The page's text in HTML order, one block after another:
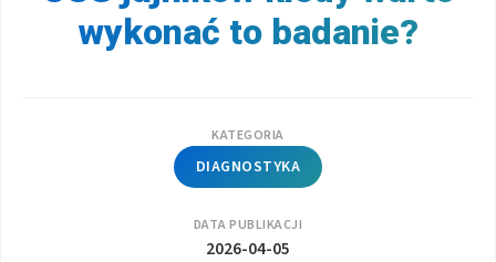
wykonać to badanie?
KATEGORIA
DIAGNOSTYKA
DATA PUBLIKACJI
2026-04-05